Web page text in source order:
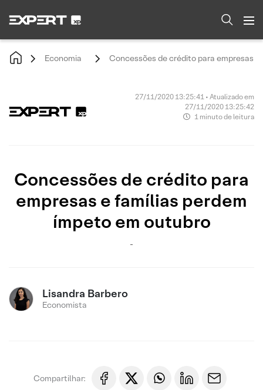
Economia Concessões de crédito para empresas
27/11/2020 13:25:41 • Atualizado em
27/11/2020 13:25:42
1 minuto de leitura
Concessões de crédito para
empresas e famílias perdem
ímpeto em outubro
-
Lisandra Barbero
Economista
Compartilhar: